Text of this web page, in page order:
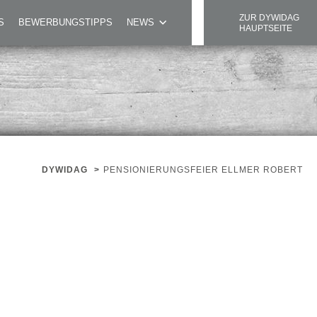
BEWERBUNGSTIPPS NEWS
ZUR DYWIDAG
HAUPTSEITE
DYWIDAG > PENSIONIERUNGSFEIER ELLMER ROBERT